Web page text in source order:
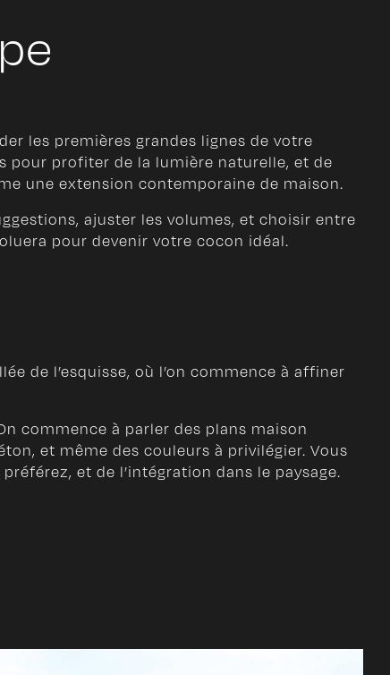
les premières grandes lignes de votre
pour profiter de la lumière naturelle, et de
une extension contemporaine de maison.
ajuster les volumes, et choisir entre
pour devenir votre cocon idéal.
de l’esquisse, où l’on commence à affiner
commence à parler des plans maison
et même des couleurs à privilégier. Vous
et de l’intégration dans le paysage.